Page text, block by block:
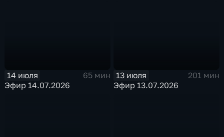
14 июля
65 мин
Эфир 14.07.2026
13 июля
201 мин
Эфир 13.07.2026